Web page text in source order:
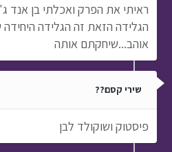
ראיתי את הפרק ואכלתי בן אנד
הגלידה הזאת זה הגלידה
אוהב...שיחקתם אותה
שירי קסם??
פיסטוק ושוקולד לבן